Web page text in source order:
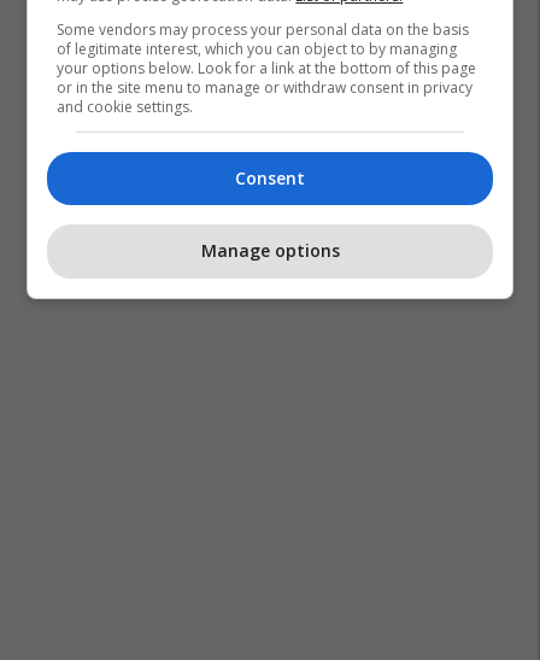
Some vendors may process your personal data on the basis
of legitimate interest, which you can object to by managing
your options below. Look for a link at the bottom of this page
or in the site menu to manage or withdraw consent in privacy
and cookie settings.
Consent
Manage options